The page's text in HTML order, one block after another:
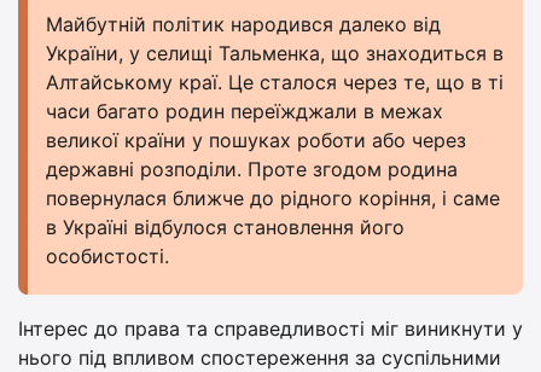
Майбутній політик народився далеко від
України, у селищі Тальменка, що знаходиться в
Алтайському краї. Це сталося через те, що в ті
часи багато родин переїжджали в межах
великої країни у пошуках роботи або через
державні розподіли. Проте згодом родина
повернулася ближче до рідного коріння, і саме
в Україні відбулося становлення його
особистості.
Інтерес до права та справедливості міг виникнути у
нього під впливом спостереження за суспільними